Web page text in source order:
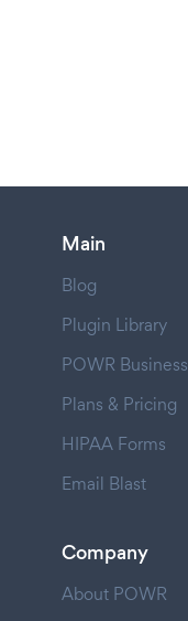
Main
Blog
Plugin Library
POWR Business
Plans & Pricing
HIPAA Forms
Email Blast
Company
About POWR